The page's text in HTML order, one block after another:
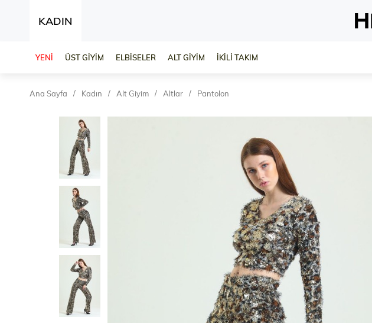
KADIN
YENİ ÜST GİYİM ELBİSELER ALT GİYİM İKİLİ TAKIM
Ana Sayfa Kadın Alt Giyim Altlar Pantolon